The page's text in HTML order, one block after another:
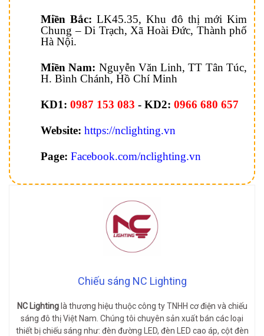
Miền Bắc: LK45.35, Khu đô thị mới Kim
Chung – Di Trạch, Xã Hoài Đức, Thành phố
Hà Nội.
Miền Nam: Nguyễn Văn Linh, TT Tân Túc,
H. Bình Chánh, Hồ Chí Minh
KD1: 0987 153 083 - KD2: 0966 680 657
Website: https://nclighting.vn
Page: Facebook.com/nclighting.vn
Chiếu sáng NC Lighting
NC Lightinglà thương hiệu thuộc công ty TNHH cơ điện và chiếu
sáng đô thị Việt Nam. Chúng tôi chuyên sản xuất bán các loại
thiết bị chiếu sáng như: đèn đường LED, đèn LED cao áp, cột đèn